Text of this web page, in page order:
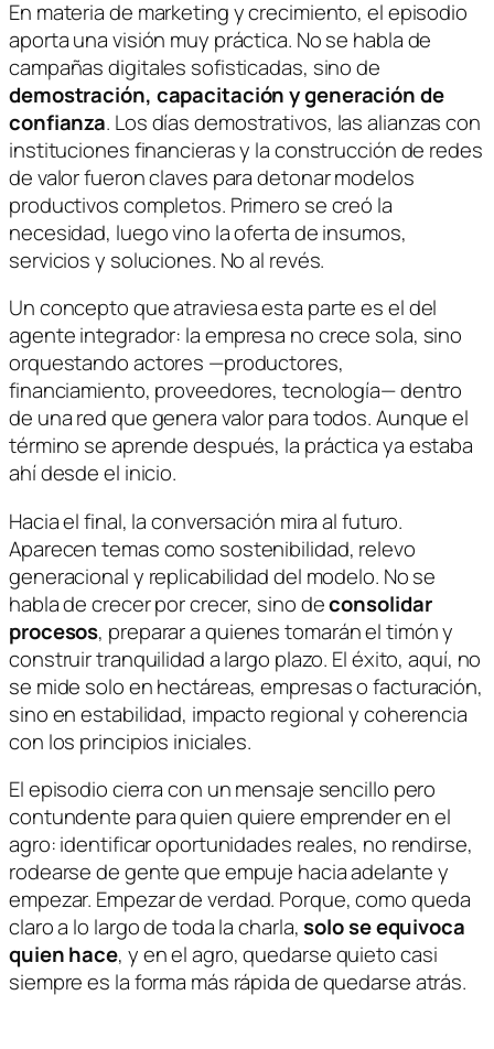
En materia de marketing y crecimiento, el episodio
aporta una visión muy práctica. No se habla de
campañas digitales sofisticadas, sino de
demostración, capacitación y generación de
confianza. Los días demostrativos, las alianzas con
instituciones financieras y la construcción de redes
de valor fueron claves para detonar modelos
productivos completos. Primero se creó la
necesidad, luego vino la oferta de insumos,
servicios y soluciones. No al revés.
Un concepto que atraviesa esta parte es el del
agente integrador: la empresa no crece sola, sino
orquestando actores —productores,
financiamiento, proveedores, tecnología— dentro
de una red que genera valor para todos. Aunque el
término se aprende después, la práctica ya estaba
ahí desde el inicio.
Hacia el final, la conversación mira al futuro.
Aparecen temas como sostenibilidad, relevo
generacional y replicabilidad del modelo. No se
habla de crecer por crecer, sino deconsolidar
procesos, preparar a quienes tomarán el timón y
construir tranquilidad a largo plazo. El éxito, aquí, no
se mide solo en hectáreas, empresas o facturación,
sino en estabilidad, impacto regional y coherencia
con los principios iniciales.
El episodio cierra con un mensaje sencillo pero
contundente para quien quiere emprender en el
agro: identificar oportunidades reales, no rendirse,
rodearse de gente que empuje hacia adelante y
empezar. Empezar de verdad. Porque, como queda
claro a lo largo de toda la charla,solo se equivoca
quien hace, y en el agro, quedarse quieto casi
siempre es la forma más rápida de quedarse atrás.